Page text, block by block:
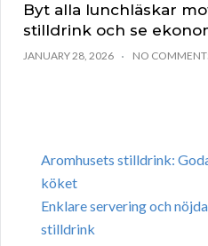
Byt alla lunchläskar
stilldrink och se
JANUARY 28, 2026 NO
Aromhusets stilldrink:
köket
Enklare servering och
stilldrink